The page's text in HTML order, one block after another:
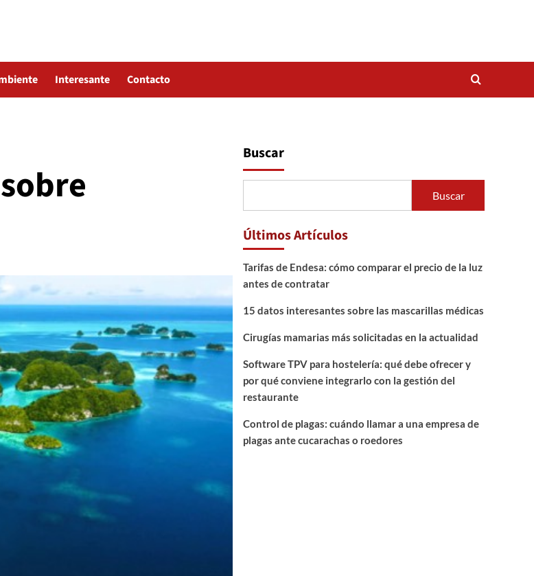
Interesante Contacto
Buscar
Buscar
Últimos Artículos
Tarifas de Endesa: cómo comparar el precio de la luz
antes de contratar
15 datos interesantes sobre las mascarillas médicas
Cirugías mamarias más solicitadas en la actualidad
Software TPV para hostelería: qué debe ofrecer y
por qué conviene integrarlo con la gestión del
restaurante
Control de plagas: cuándo llamar a una empresa de
plagas ante cucarachas o roedores